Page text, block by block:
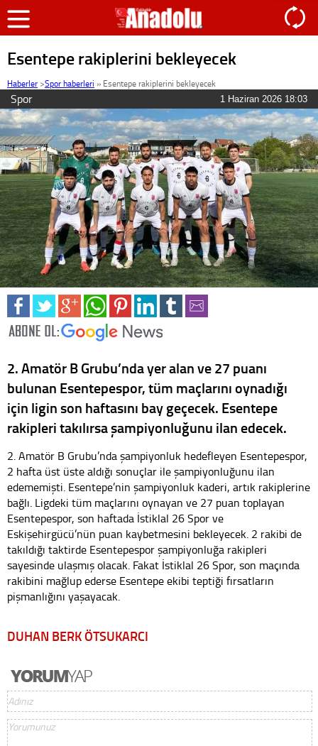
Esentepe rakiplerini bekleyecek
Haberler >Spor haberleri » Esentepe rakiplerini bekleyecek
Spor 1 Haziran 2026 18:03
2. Amatör B Grubu’nda yer alan ve 27 puanı
bulunan Esentepespor, tüm maçlarını oynadığı
için ligin son haftasını bay geçecek. Esentepe
rakipleri takılırsa şampiyonluğunu ilan edecek.
2. Amatör B Grubu’nda şampiyonluk hedefleyen Esentepespor,
2 hafta üst üste aldığı sonuçlar ile şampiyonluğunu ilan
edememişti. Esentepe’nin şampiyonluk kaderi, artık rakiplerine
bağlı. Ligdeki tüm maçlarını oynayan ve 27 puan toplayan
Esentepespor, son haftada İstiklal 26 Spor ve
Eskişehirgücü’nün puan kaybetmesini bekleyecek. 2 rakibi de
takıldığı taktirde Esentepespor şampiyonluğa rakipleri
sayesinde ulaşmış olacak. Fakat İstiklal 26 Spor, son maçında
rakibini mağlup ederse Esentepe ekibi teptiği fırsatların
pişmanlığını yaşayacak.
DUHAN BERK ÖTSUKARCI